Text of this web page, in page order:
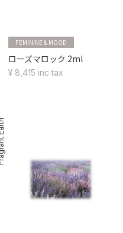
FEMININE & MOOD
ローズマロック 2ml
¥ 8,415 inc tax
Earth